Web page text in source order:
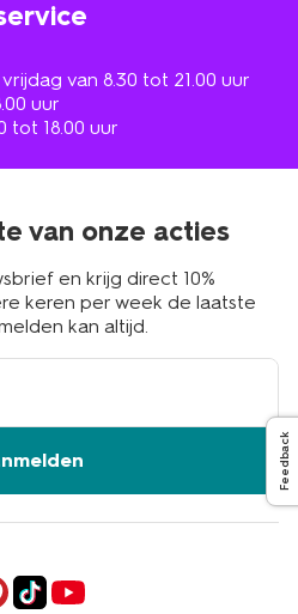
van 8.30 tot 21.00 uur
uur
tot 18.00 uur
van onze acties
en krijg direct 10%
keren per week de laatste
kan altijd.
Feedback